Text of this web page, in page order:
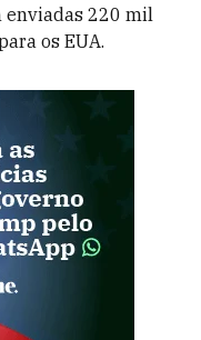
enviadas 220 mil
os EUA.